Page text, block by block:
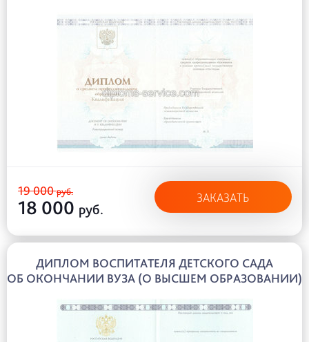
19 000руб.
18 000 руб.
ЗАКАЗАТЬ
ДИПЛОМ ВОСПИТАТЕЛЯ ДЕТСКОГО САДА
ОБ ОКОНЧАНИИ ВУЗА (О ВЫСШЕМ ОБРАЗОВАНИИ)